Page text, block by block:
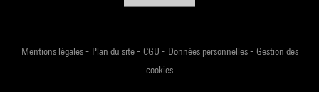
Mentions légales- Plan du site- CGU - Données personnelles- Gestion des
cookies